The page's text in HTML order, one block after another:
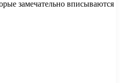
замечательно вписываются